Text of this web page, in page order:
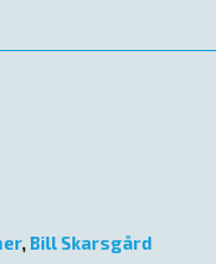
,Bill Skarsgård